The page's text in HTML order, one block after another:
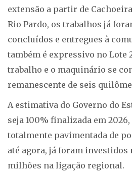
extensão a partir de
Rio Pardo, os trabalhos já
concluídos e entregues à
também é expressivo no Lote
trabalho e o maquinário se
remanescente de seis
A estimativa do Governo do
seja 100% finalizada em
totalmente pavimentada de
até agora, já foram investidos
milhões na ligação regional.